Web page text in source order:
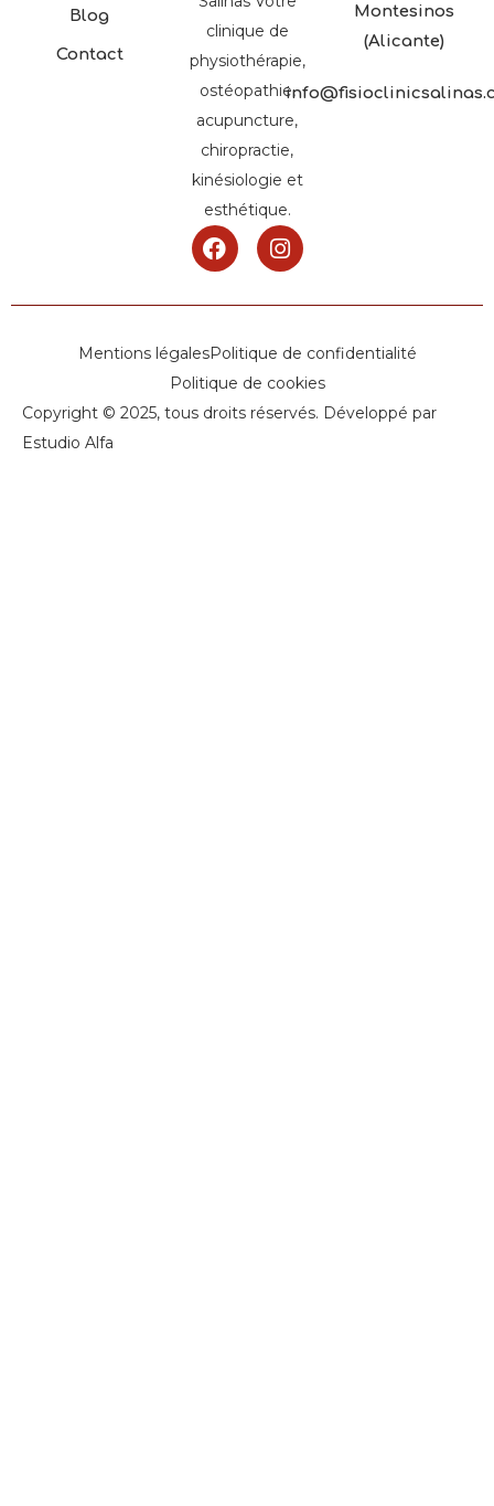
Blog
Contact
clinique de
physiothérapie,
ostéopathie,
acupuncture,
chiropractie,
kinésiologie et
esthétique.
Montesinos
(Alicante)
Mentions légalesPolitique de confidentialité
Politique de cookies
Copyright © 2025, tous droits réservés. Développé par
Estudio Alfa